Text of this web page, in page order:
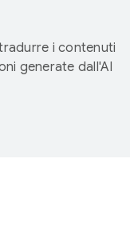
i contenuti
generate dall'AI